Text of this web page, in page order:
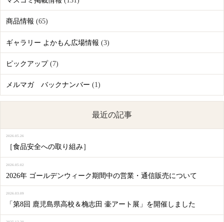
商品情報 (65)
ギャラリー よかもん広場情報 (3)
ピックアップ(7)
メルマガ バックナンバー (1)
最近の記事
［食品安全への取り組み］
2026.05.26
2026年 ゴールデンウィーク期間中の営業・通信販売について
2026.05.02
「第8回 鹿児島県高校＆桷志田 壷アート展」を開催しました
2026.03.09